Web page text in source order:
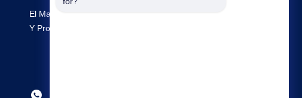
El Mayor Centro De Investigación Y Desarrollo
Y Producción Vozol Vape Proveedor En China